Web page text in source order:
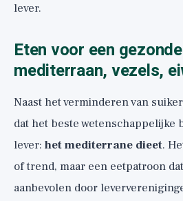
lever.
Eten voor een
mediterraan, vezels,
Naast het verminderen van
dat het beste wetenschappelijke
lever: het mediterrane dieet.
of trend, maar een eetpatroon
aanbevolen door